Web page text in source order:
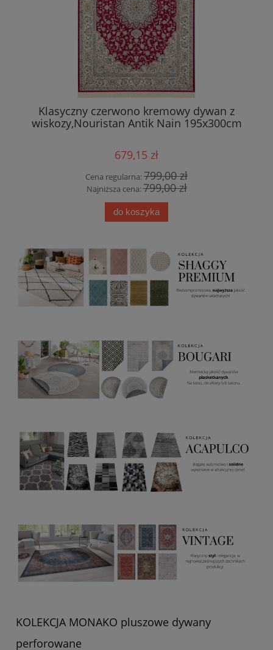
Klasyczny czerwono kremowy dywan z
wiskozy,Nouristan Antik Nain 195x300cm
679,15 zł
Cena regularna:799,00 zł
Najniższa cena:799,00 zł
do koszyka
KOLEKCJA MONAKO pluszowe dywany
perforowane